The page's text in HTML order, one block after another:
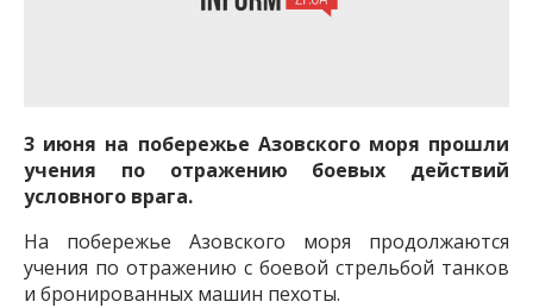
3 июня на побережье Азовского моря прошли
учения по отражению боевых действий
условного врага.
На побережье Азовского моря продолжаются
учения по отражению с боевой стрельбой танков
и бронированных машин пехоты.